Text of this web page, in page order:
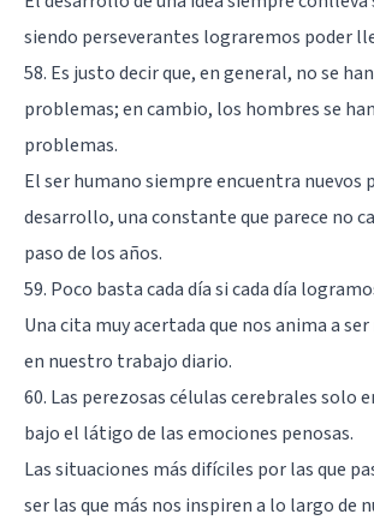
siendo perseverantes lograremos poder
58. Es justo decir que, en general, no se
problemas; en cambio, los hombres se
problemas.
El ser humano siempre encuentra nuevos
desarrollo, una constante que parece no
paso de los años.
59. Poco basta cada día si cada día
Una cita muy acertada que nos anima a
en nuestro trabajo diario.
60. Las perezosas células cerebrales solo
bajo el látigo de las emociones penosas.
Las situaciones más difíciles por las que
ser las que más nos inspiren a lo largo de